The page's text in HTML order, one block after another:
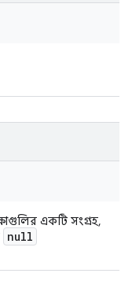
একটি সংগ্রহ,
null